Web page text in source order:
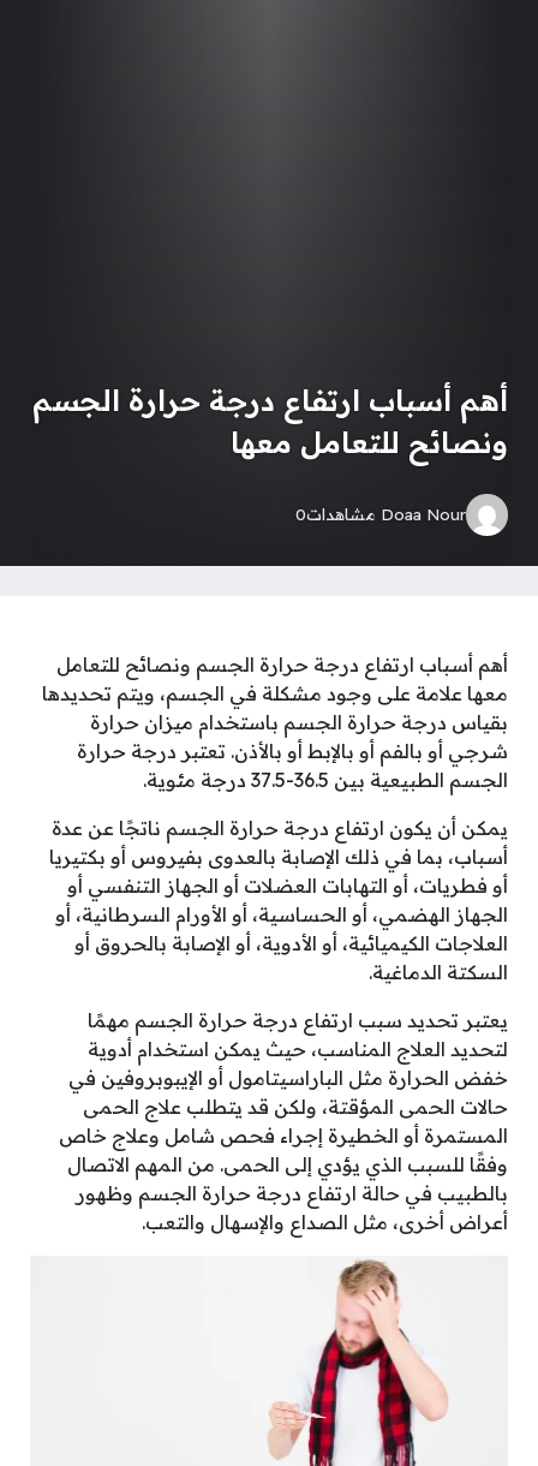
أهم أسباب ارتفاع درجة حرارة الجسم
ونصائح للتعامل معها
Doaa Nour مشاهدات0
أهم أسباب ارتفاع درجة حرارة الجسم ونصائح للتعامل
معها علامة على وجود مشكلة في الجسم، ويتم تحديدها
بقياس درجة حرارة الجسم باستخدام ميزان حرارة
شرجي أو بالفم أو بالإبط أو بالأذن. تعتبر درجة حرارة
الجسم الطبيعية بين 36.5-37.5 درجة مئوية.
يمكن أن يكون ارتفاع درجة حرارة الجسم ناتجًا عن عدة
أسباب، بما في ذلك الإصابة بالعدوى بفيروس أو بكتيريا
أو فطريات، أو التهابات العضلات أو الجهاز التنفسي أو
الجهاز الهضمي، أو الحساسية، أو الأورام السرطانية، أو
العلاجات الكيميائية، أو الأدوية، أو الإصابة بالحروق أو
السكتة الدماغية.
يعتبر تحديد سبب ارتفاع درجة حرارة الجسم مهمًا
لتحديد العلاج المناسب، حيث يمكن استخدام أدوية
خفض الحرارة مثل الباراسيتامول أو الإيبوبروفين في
حالات الحمى المؤقتة، ولكن قد يتطلب علاج الحمى
المستمرة أو الخطيرة إجراء فحص شامل وعلاج خاص
وفقًا للسبب الذي يؤدي إلى الحمى. من المهم الاتصال
بالطبيب في حالة ارتفاع درجة حرارة الجسم وظهور
أعراض أخرى، مثل الصداع والإسهال والتعب.